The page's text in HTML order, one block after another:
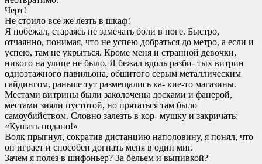
Черт!
Не стоило все же лезть в шкаф!
Я побежал, стараясь не замечать боли в ноге. Быстро,
отчаянно, понимая, что не успею добраться до метро, а если и
успею, там не укрыться. Кроме меня и странной девочки,
никого на улице не было. Я бежал вдоль разби- тых витрин
одноэтажного павильона, обшитого серым металлическим
сайдингом, раньше тут размещались ка- кие-то магазины.
Местами витрины были заколочены досками и фанерой,
местами зияли пустотой, но прятаться там было
самоубийством. Словно залезть в кор- мушку и закричать:
«Кушать подано!»
Волк прыгнул, сократив дистанцию наполовину, я понял, что
он играет и способен догнать меня в один миг.
Зачем я полез в шифоньер? За бельем и выпивкой?